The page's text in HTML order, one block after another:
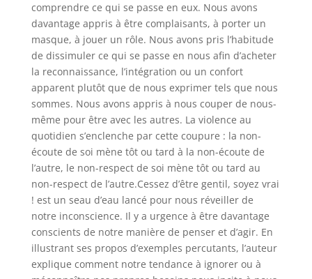
comprendre ce qui se passe en eux. Nous avons
davantage appris à être complaisants, à porter un
masque, à jouer un rôle. Nous avons pris l’habitude
de dissimuler ce qui se passe en nous afin d’acheter
la reconnaissance, l’intégration ou un confort
apparent plutôt que de nous exprimer tels que nous
sommes. Nous avons appris à nous couper de nous-
même pour être avec les autres. La violence au
quotidien s’enclenche par cette coupure : la non-
écoute de soi mène tôt ou tard à la non-écoute de
l’autre, le non-respect de soi mène tôt ou tard au
non-respect de l’autre.Cessez d’être gentil, soyez vrai
! est un seau d’eau lancé pour nous réveiller de
notre inconscience. Il y a urgence à être davantage
conscients de notre manière de penser et d’agir. En
illustrant ses propos d’exemples percutants, l’auteur
explique comment notre tendance à ignorer ou à